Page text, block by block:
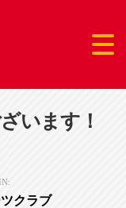
います！
クラブ